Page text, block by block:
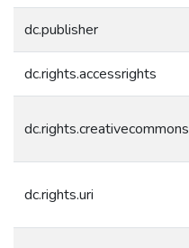
dc.publisher
dc.rights.accessrights
dc.rights.creativecommons
dc.rights.uri